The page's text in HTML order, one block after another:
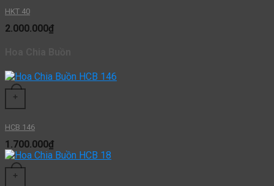
HKT 40
2.000.000₫
+
HCB 146
1.700.000₫
+